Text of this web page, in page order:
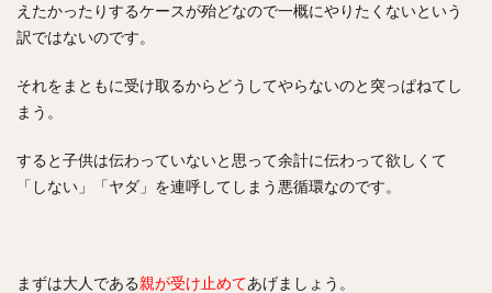
えたかったりするケースが殆どなので一概にやりたくないという
訳ではないのです。
それをまともに受け取るからどうしてやらないのと突っぱねてし
まう。
すると子供は伝わっていないと思って余計に伝わって欲しくて
「しない」「ヤダ」を連呼してしまう悪循環なのです。
まずは大人である親が受け止めてあげましょう。